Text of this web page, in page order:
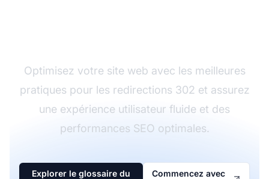
Optimisez votre site web avec les meilleures
pratiques pour les redirections 302 et assurez
une expérience utilisateur fluide et des
performances SEO optimales.
Explorer le glossaire du
Commencez avec